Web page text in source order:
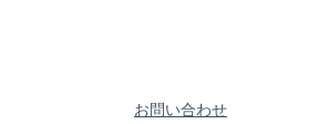
お問い合わせ